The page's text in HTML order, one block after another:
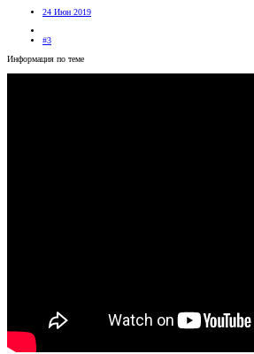
24 Июн 2019
#3
Информация по теме